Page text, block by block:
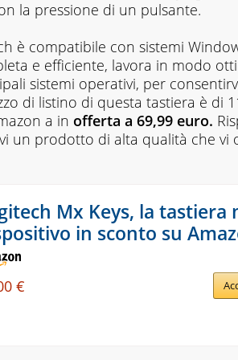
la pressione di un pulsante.
è compatibile con sistemi
e efficiente, lavora in modo
sistemi operativi, per
di listino di questa tastiera è di
a in offerta a 69,99 euro.
un prodotto di alta qualità che vi
Mx Keys, la tastiera
in sconto su
€